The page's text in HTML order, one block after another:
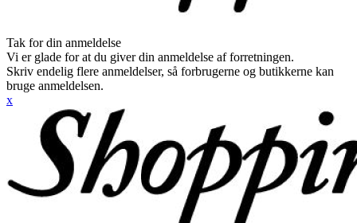
Tak for din anmeldelse
Vi er glade for at du giver din anmeldelse af forretningen.
Skriv endelig flere anmeldelser, så forbrugerne og butikkerne kan
bruge anmeldelsen.
x